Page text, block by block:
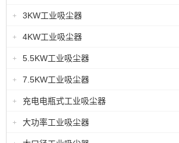
+ 3KW工业吸尘器
+ 4KW工业吸尘器
+ 5.5KW工业吸尘器
+ 7.5KW工业吸尘器
+ 充电电瓶式工业吸尘器
+ 大功率工业吸尘器